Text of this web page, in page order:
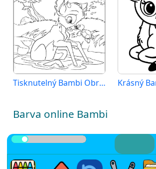
Tisknutelný Bambi Obrázek pro Děti Krásný
Barva online Bambi